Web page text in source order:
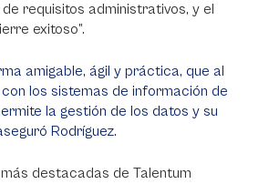
requisitos administrativos, y el
exitoso”.
amigable, ágil y práctica, que al
los sistemas de información de
la gestión de los datos y su
Rodríguez.
destacadas de Talentum